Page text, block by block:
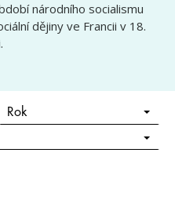
národního socialismu
dějiny ve Francii v 18.
Rok